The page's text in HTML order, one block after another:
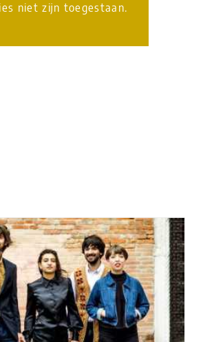
niet zijn toegestaan.